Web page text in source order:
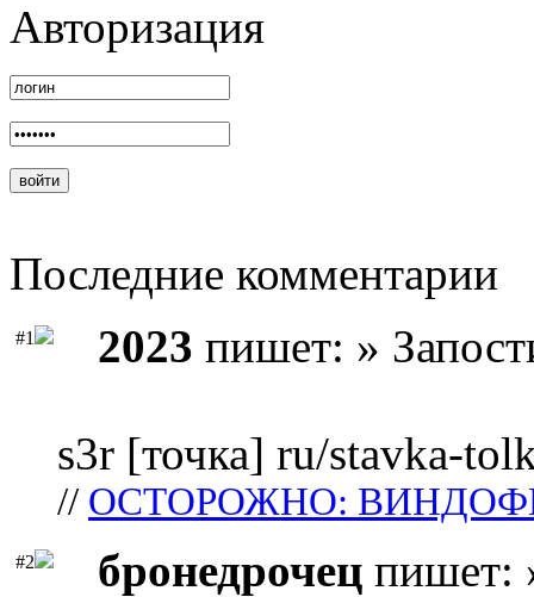
Авторизация
Последние комментарии
#1 2023 пишет: »
s3r [точка] ru/stavka-
// ОСТОРОЖНО:
#2 бронедрочец пишет: